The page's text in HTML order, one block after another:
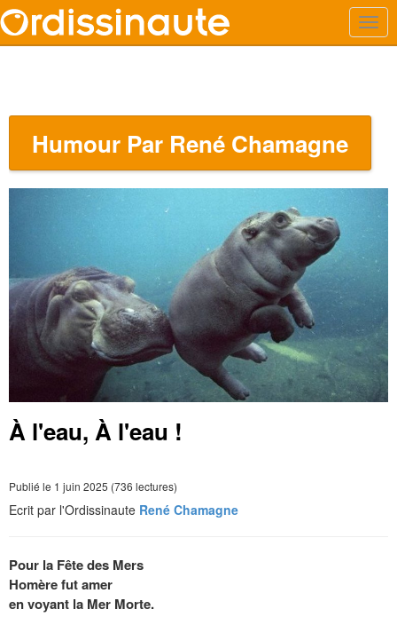
Humour Par René Chamagne
À l'eau, À l'eau !
Publié le 1 juin 2025 (736 lectures)
Ecrit par l'Ordissinaute René Chamagne
Pour la Fête des Mers
Homère fut amer
en voyant la Mer Morte.